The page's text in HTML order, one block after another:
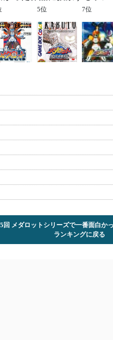
5位 7位
回 メダロットシリーズで一番面白か
ランキングに戻る